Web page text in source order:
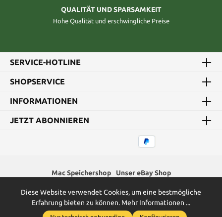
QUALITÄT UND SPARSAMKEIT
Hohe Qualität und erschwingliche Preise
SERVICE-HOTLINE
SHOPSERVICE
INFORMATIONEN
JETZT ABONNIEREN
Mac Speichershop Unser eBay Shop
* Alle Preise inkl. gesetzl. Mehrwertsteuer zzgl. Versandkosten
ggf. Nachnahmegebühren, wenn nicht anders angegeben.
Diese Website verwendet Cookies, um eine bestmögliche
Erfahrung bieten zu können. Mehr Informationen ...